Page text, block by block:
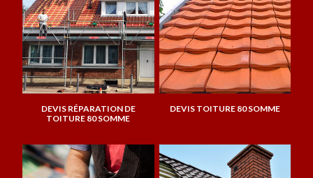
DEVIS RÉPARATION DE
TOITURE 80 SOMME
DEVIS TOITURE 80 SOMME